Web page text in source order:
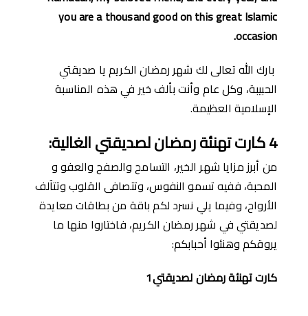
you are a thousand good on this great Islamic
occasion.
بارك الله تعالى لك شهر رمضان الكريم يا صديقتي
الحبيبة، وكل عام وأنت بألف خير في هذه المناسبة
الإسلامية العظيمة.
4كارت تهنئةرمضان لصديقتي الغالية:
من أبرز مزايا شهر الخير، التسامح والصفح والعفو و
المحبة، ففيه تسمو النفوس، وتتصافى القلوب وتتآلف
الأرواح، وفيما يلي نسرد لكم باقة من بطاقات معايدة
لصديقتي في شهر رمضان الكريم، فاختاروا منها ما
يروقكم وهنئوا أحبابكم:
كارت تهنئة رمضان لصديقتي1